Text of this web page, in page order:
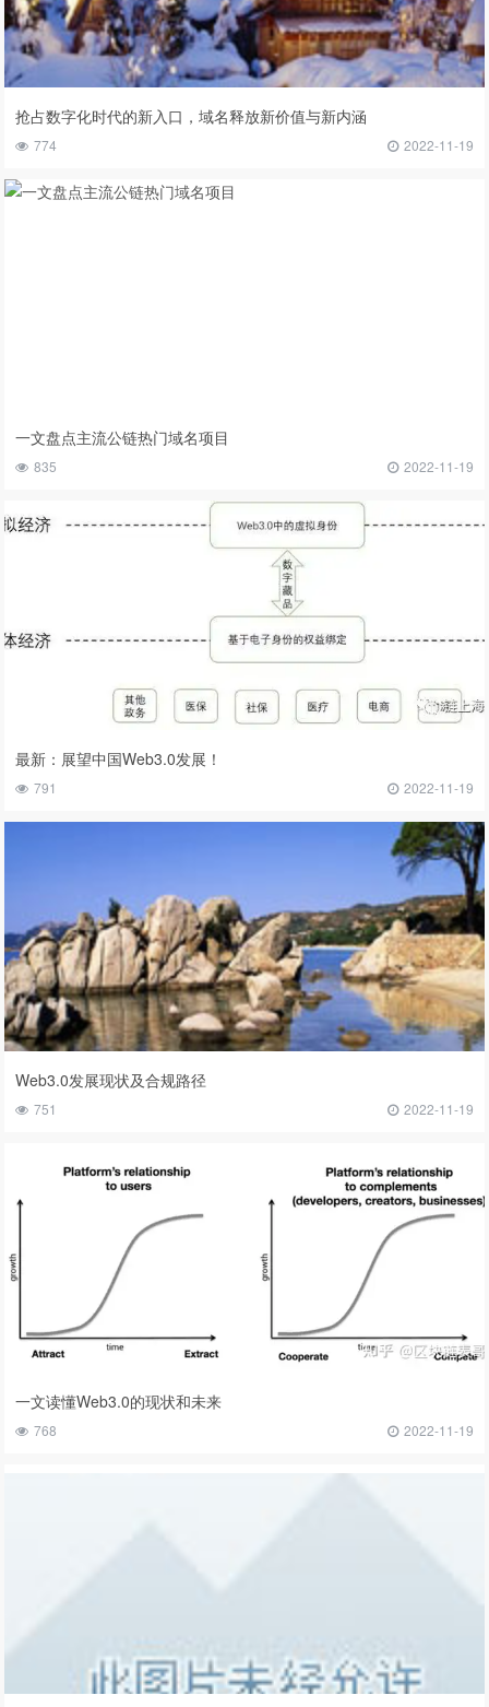
抢占数字化时代的新入口，域名释放新价值与新内涵
774 2022-11-19
一文盘点主流公链热门域名项目
835 2022-11-19
最新：展望中国Web3.0发展！
791 2022-11-19
Web3.0发展现状及合规路径
751 2022-11-19
一文读懂Web3.0的现状和未来
768 2022-11-19